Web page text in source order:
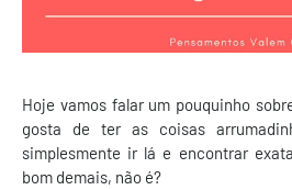
Hoje vamos falar um pouquinho
gosta de ter as coisas
simplesmente ir lá e encontrar
bom demais, não é?